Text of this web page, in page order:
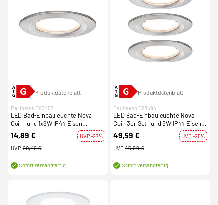
Produktdatenblatt
Paulmann P93457
LED Bad-Einbauleuchte Nova
Coin rund 1x6W IP44 Eisen
gebürstet 2700K 230V
14,89 €
UVP -27%
UVP 20,49 €
Sofort versandfertig
Produktdatenblatt
Paulmann P93494
LED Bad-Einbauleuchte Nova
Coin 3er Set rund 6W IP44 Eisen
gebürstet dimmbar 3-step-dim
2700K 230V
49,59 €
UVP -25%
UVP 65,99 €
Sofort versandfertig